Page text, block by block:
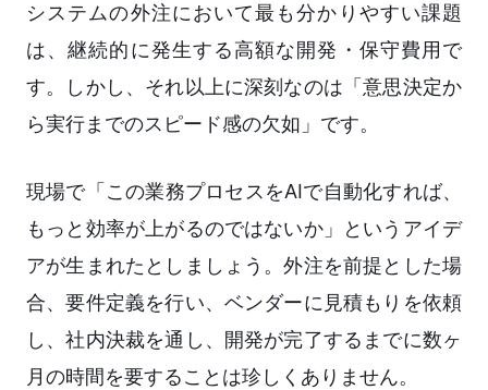
システムの外注において最も分かりやすい課題
は、継続的に発生する高額な開発・保守費用で
す。しかし、それ以上に深刻なのは「意思決定か
ら実行までのスピード感の欠如」です。
現場で「この業務プロセスをAIで自動化すれば、
もっと効率が上がるのではないか」というアイデ
アが生まれたとしましょう。外注を前提とした場
合、要件定義を行い、ベンダーに見積もりを依頼
し、社内決裁を通し、開発が完了するまでに数ヶ
月の時間を要することは珍しくありません。